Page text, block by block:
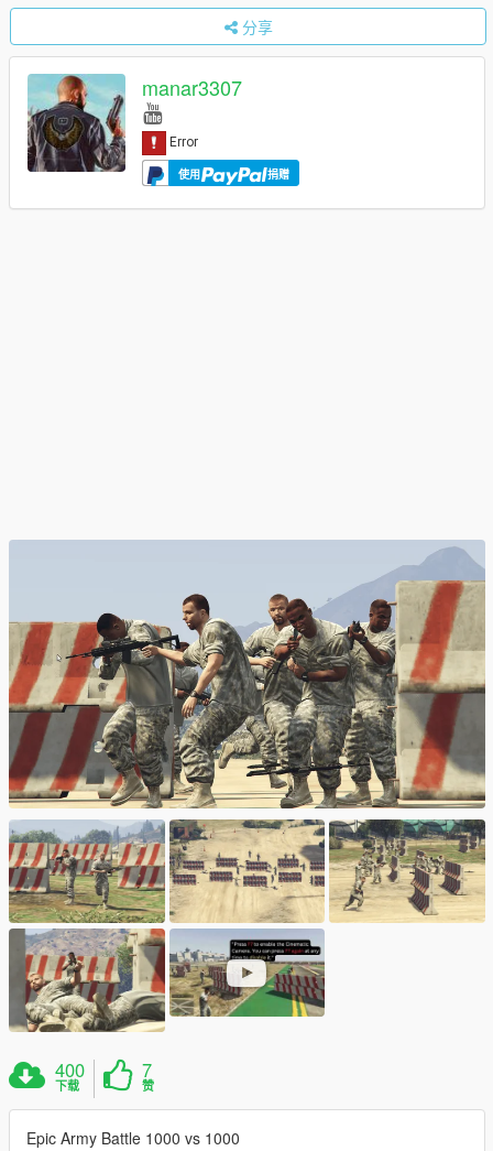
分享
manar3307
使用 捐赠
400
下载
7
赞
Epic Army Battle 1000 vs 1000